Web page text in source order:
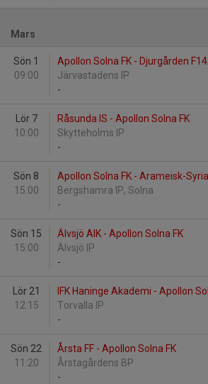
Mars
Sön 1
09:00
Apollon Solna FK - Djurgården
Järvastadens IP
-
Lör 7
10:00
Råsunda IS - Apollon Solna FK
Skytteholms IP
-
Sön 8
15:00
Apollon Solna FK - Arameisk-
Bergshamra IP, Solna
-
Sön 15
15:00
Älvsjö AIK - Apollon Solna FK
Älvsjö IP
-
Lör 21
12:15
IFK Haninge Akademi - Apollon
Torvalla IP
-
Sön 22
11:20
Årsta FF - Apollon Solna FK
Årstagårdens BP
-